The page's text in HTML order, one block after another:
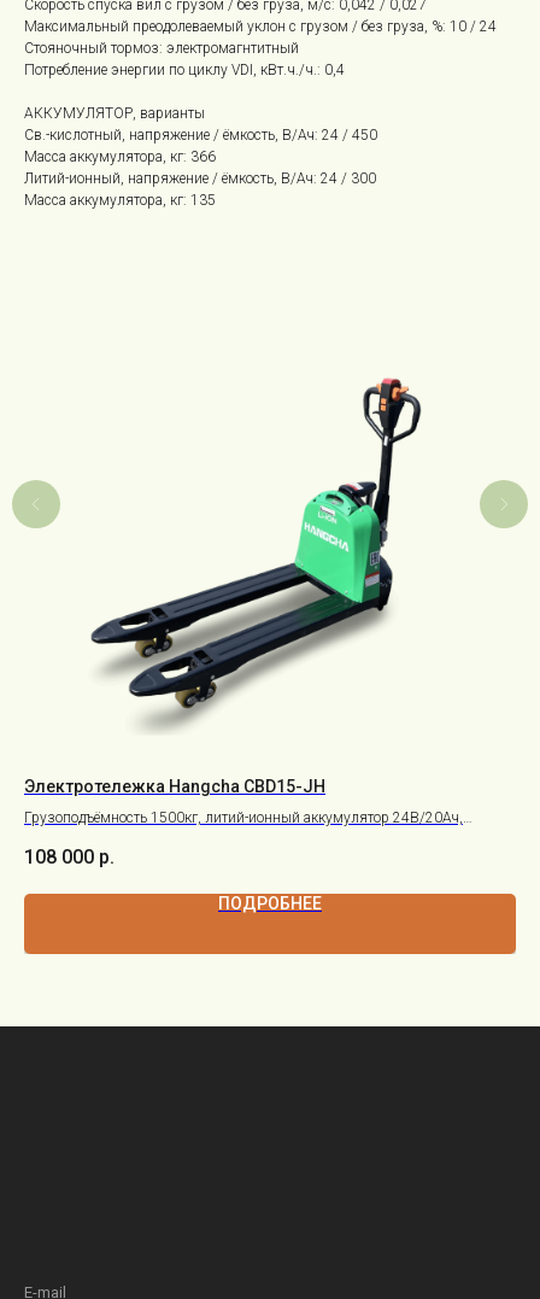
Скорость спуска вил с грузом / без груза, м/с: 0,042 / 0,027
Максимальный преодолеваемый уклон с грузом / без груза, %: 10 / 24
Стояночный тормоз: электромагнтитный
Потребление энергии по циклу VDI, кВт.ч./ч.: 0,4
АККУМУЛЯТОР, варианты
Св.-кислотный, напряжение / ёмкость, В/Ач: 24 / 450
Масса аккумулятора, кг: 366
Литий-ионный, напряжение / ёмкость, В/Ач: 24 / 300
Масса аккумулятора, кг: 135
Электротележка Hangcha CBD15-JH
Грузоподъёмность 1500кг, литий-ионный аккумулятор 24В/20Ач,
108 000 р.
ПОДРОБНЕЕ
E-mail